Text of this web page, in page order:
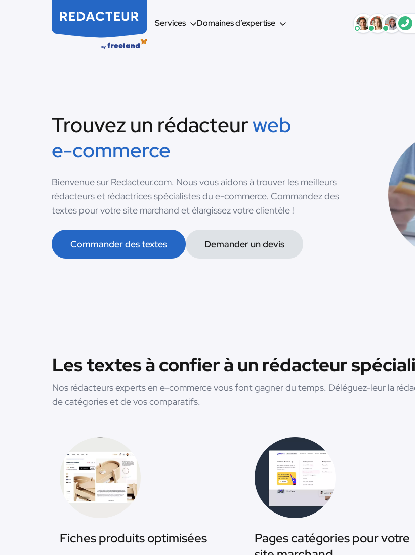
Services Domaines d’expertise
Trouvez un rédacteurweb
e-commerce
Bienvenue sur Redacteur.com. Nous vous aidons à trouver les meilleurs
rédacteurs et rédactrices spécialistes du e-commerce. Commandez des
textes pour votre site marchand et élargissez votre clientèle !
Commander des textes Demander un devis
Les textes à confier à un rédacteur
Nos rédacteurs experts en e-commerce vous font gagner du temps. Déléguez-leur la
de catégories et de vos comparatifs.
Fiches produits optimisées
Pages catégories pour votre